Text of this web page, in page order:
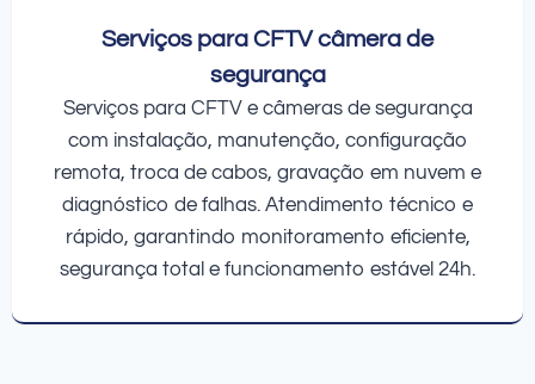
Serviços para CFTV câmera de
segurança
Serviços para CFTV e câmeras de segurança
com instalação, manutenção, configuração
remota, troca de cabos, gravação em nuvem e
diagnóstico de falhas. Atendimento técnico e
rápido, garantindo monitoramento eficiente,
segurança total e funcionamento estável 24h.